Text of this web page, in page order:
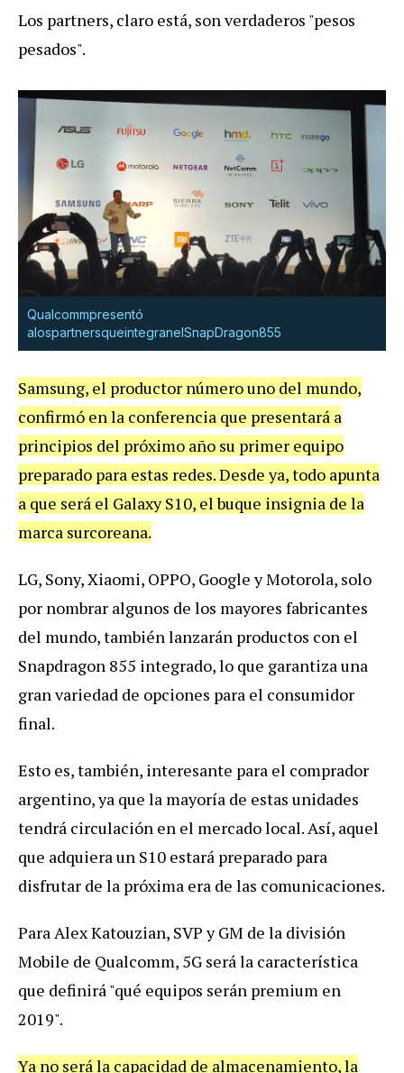
Los partners, claro está, son verdaderos "pesos
pesados".
Qualcommpresentó
alospartnersqueintegranelSnapDragon855
Samsung, el productor númerouno del mundo,
confirmó enla conferencia que presentará a
principios del próximo año su primer equipo
preparado para estas redes.Desde ya,todo apunta
a que será el Galaxy S10, el buque insignia de la
marca surcoreana.
LG, Sony,Xiaomi, OPPO, Google yMotorola, solo
por nombrar algunos de los mayores fabricantes
del mundo,tambiénlanzarán productos con el
Snapdragon 855 integrado,lo que garantizauna
granvariedad de opciones para el consumidor
final.
Esto es,también, interesante para el comprador
argentino,ya que la mayoría de estas unidades
tendrá circulación en el mercadolocal.Así, aquel
que adquieraun S10 estará preparado para
disfrutar de la próxima era de las comunicaciones.
ParaAlexKatouzian, SVP y GM de la división
Mobile de Qualcomm, 5G serála característica
que definirá "qué equipos serán premium en
2019".
Ya no serála capacidad de almacenamiento,la